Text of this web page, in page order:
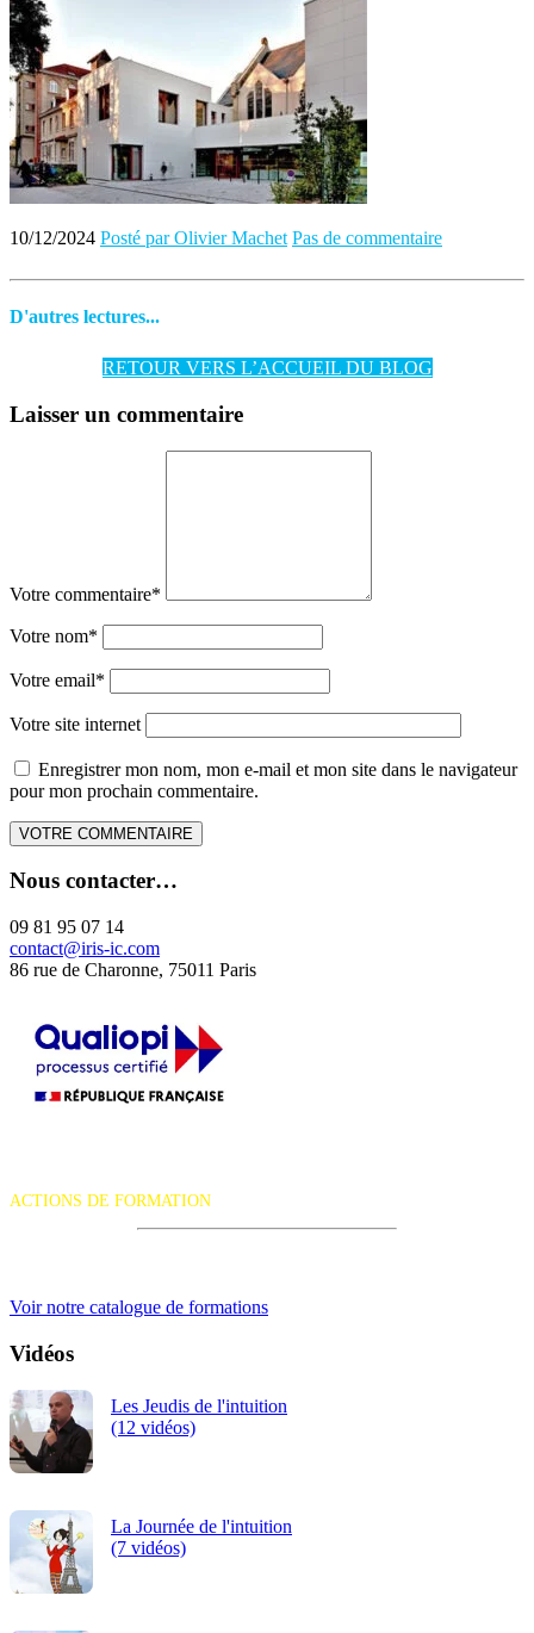
10/12/2024 Posté par Olivier Machet Pas de commentaire
D'autres lectures...
RETOUR VERS L’ACCUEIL DU BLOG
Laisser un commentaire
Votre commentaire*
Votre nom*
Votre email*
Votre site internet
Enregistrer mon nom, mon e-mail et mon site dans le navigateur
pour mon prochain commentaire.
Nous contacter…
09 81 95 07 14
contact@iris-ic.com
86 rue de Charonne, 75011 Paris
ACTIONS DE FORMATION
Voir notre catalogue de formations
Vidéos
Les Jeudis de l'intuition
(12 vidéos)
La Journée de l'intuition
(7 vidéos)